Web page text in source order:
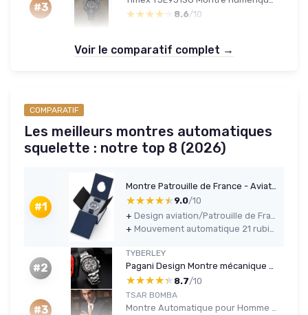
#3 ★★★★★
★★★★★ 8.6/10
Voir le comparatif complet →
COMPARATIF
Les meilleurs montres automatiques
squelette : notre top 8 (2026)
#1 ★★★★★
★★★★★ 9.0/10
+
+
#2
TYBERLEY
Pagani Design Montre mécanique Automatique de Luxe pour Homme avec Cadran Squelette Arc-en-Ciel en Acier Inoxydable Étanche à 100 m chronographe de Sport Lumineux Noir/Acier
★★★★★
★★★★★ 8.7/10
#3
TSAR BOMBA
Montre Automatique pour Homme Montre Squelette de Luxe Tonneau pour Homme Montre mécanique étanche à 50 mètres Montre analogique 8208cf-blanc